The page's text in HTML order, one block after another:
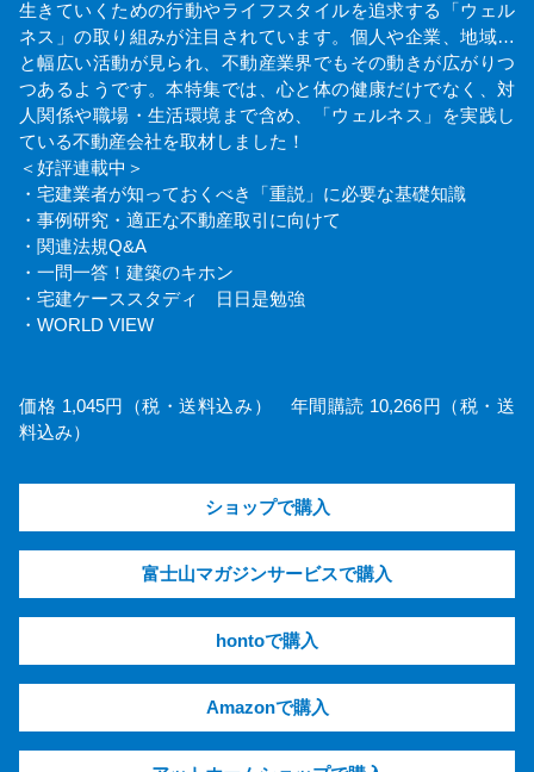
生きていくための行動やライフスタイルを追求する「ウェル
ネス」の取り組みが注目されています。個人や企業、地域…
と幅広い活動が見られ、不動産業界でもその動きが広がりつ
つあるようです。本特集では、心と体の健康だけでなく、対
人関係や職場・生活環境まで含め、「ウェルネス」を実践し
ている不動産会社を取材しました！
＜好評連載中＞
・宅建業者が知っておくべき「重説」に必要な基礎知識
・事例研究・適正な不動産取引に向けて
・関連法規Q&A
・一問一答！建築のキホン
・宅建ケーススタディ 日日是勉強
・WORLD VIEW
価格 1,045円（税・送料込み） 年間購読 10,266円（税・送
料込み）
ショップで購入
富士山マガジンサービスで購入
hontoで購入
Amazonで購入